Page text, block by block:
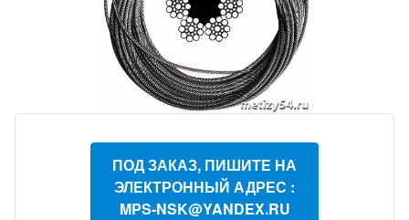
ПОД ЗАКАЗ, ПИШИТЕ НА
ЭЛЕКТРОННЫЙ АДРЕС :
MPS-NSK@YANDEX.RU